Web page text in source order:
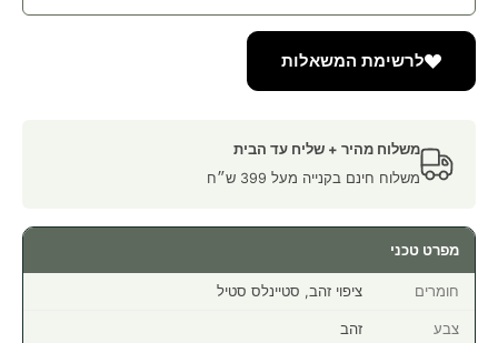
לרשימת המשאלות
משלוח מהיר + שליח עד הבית
משלוח חינם בקנייה מעל 399 ש״ח
מפרט טכני
חומרים ציפוי זהב, סטיינלס סטיל
צבע זהב